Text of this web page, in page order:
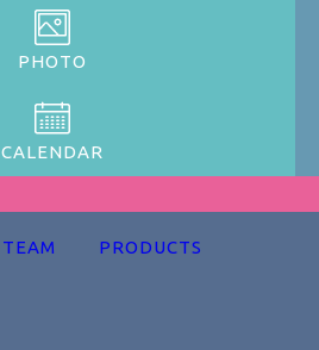
PHOTO
CALENDAR
TEAM PRODUCTS